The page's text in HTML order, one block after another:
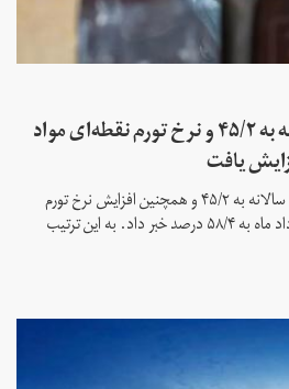
مرکز آمار: نرخ تورم سالانه به ۴۵/۲ و نرخ تورم نقطه‌ای مواد
مرکز آمار ایران از افزایش نرخ تورم سالانه به ۴۵/۲ و همچنین افزایش نرخ تورم
نقطه به نقطه مواد خوراکی در مرداد ماه به ۵۸/۴ درصد خبر داد. به این ترتیب